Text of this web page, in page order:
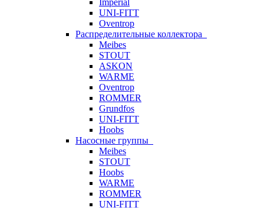
Imperial
UNI-FITT
Oventrop
Распределительные коллектора
Meibes
STOUT
ASKON
WARME
Oventrop
ROMMER
Grundfos
UNI-FITT
Hoobs
Насосные группы
Meibes
STOUT
Hoobs
WARME
ROMMER
UNI-FITT